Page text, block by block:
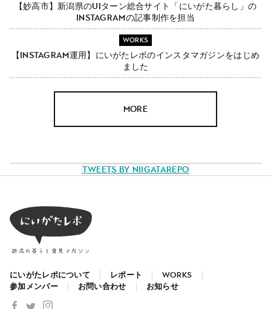
【妙高市】新潟県のUIターン総合サイト「にいがた暮らし」の
Instagramの記事制作を担当
WORKS
【Instagram運用】にいがたレポのインスタマガジンをはじめ
ました
MORE
Tweets by NiigataRepo
にいがたレポについて レポート
WORKS
参加メンバー
お問い合わせ お知らせ